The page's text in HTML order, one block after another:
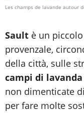
Les champs de lavande autour
Sault è un
provenzale,
della città, sulle
campi di
non dimenticate
per fare molte